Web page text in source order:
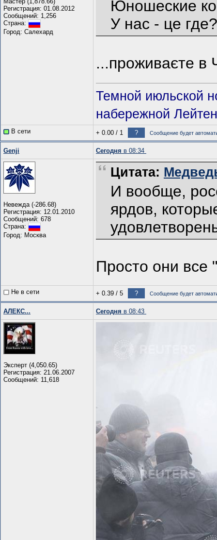
Регистрация: 01.08.2012
Сообщений: 1,256
Страна:
Город: Салехард
Юношеские
У нас - це
...проживаєте в
Темной июльской
набережной
В сети + 0.00 / 1 ? Сообщение будет
Genji Сегодня в 08:34
Невежда (-286.68)
Регистрация: 12.01.2010
Сообщений: 678
Страна:
Город: Москва
Цитата:
И вообще,
ярдов,
Просто они все
Не в сети + 0.39 / 5 ? Сообщение будет
АЛЕКС... Сегодня в 08:43
Эксперт (4,050.65)
Регистрация: 21.06.2007
Сообщений: 11,618